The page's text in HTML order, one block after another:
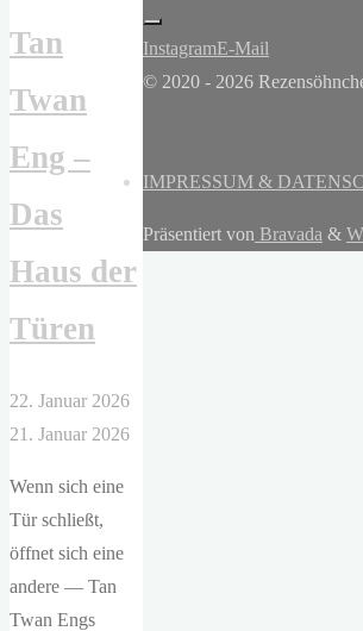
Tan
Twan
Eng –
Das
Haus der
Türen
22. Januar 2026
21. Januar 2026
Wenn sich eine
Tür schließt,
öffnet sich eine
andere — Tan
Twan Engs
InstagramE-Mail
© 2020 - 2026
IMPRESSUM &
Präsentiert von Bravada &